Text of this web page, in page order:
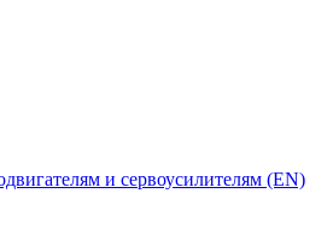
и сервоусилителям (EN)